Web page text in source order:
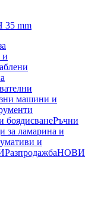
35 mm
и
машини и
боядисванеРъчни
за ламарина и
и
РазпродажбаНОВИ